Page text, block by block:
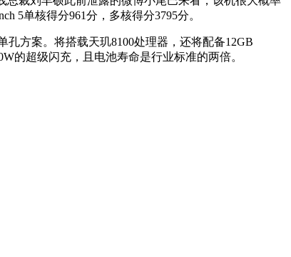
5单核得分961分，多核得分3795分。
方案。将搭载天玑8100处理器，还将配备12GB
的超级闪充，且电池寿命是行业标准的两倍。